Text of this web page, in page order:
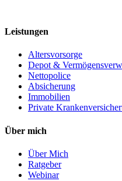
Leistungen
Altersvorsorge
Depot &
Nettopolice
Absicherung
Immobilien
Private
Über mich
Über Mich
Ratgeber
Webinar